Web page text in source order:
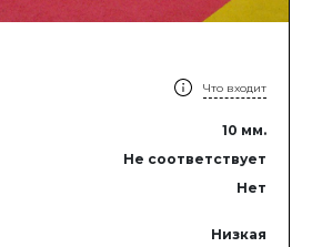
Что входит
10 мм.
Не соответствует
Нет
Низкая